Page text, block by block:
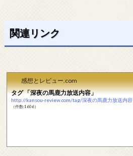
関連リンク
感想とレビュー.com
タグ 「深夜の馬鹿力放送内容」
http://kansou-review.com/tag/深夜の馬鹿力放送内容
（件数:1606）